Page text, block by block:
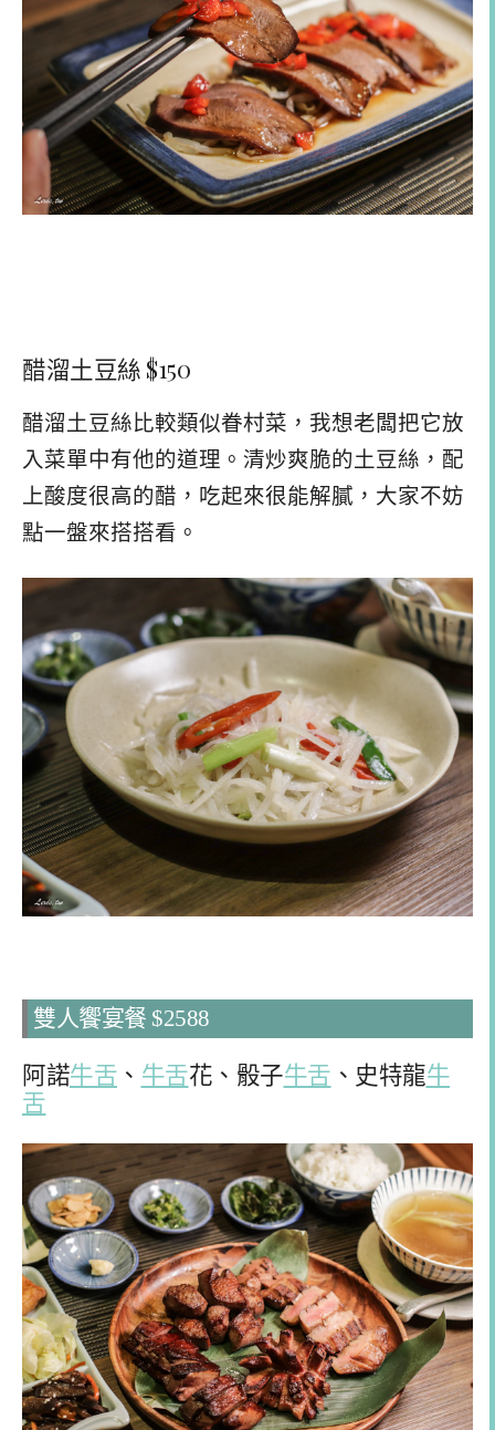
醋溜土豆絲 $150
醋溜土豆絲比較類似眷村菜，我想老闆把它放
入菜單中有他的道理。清炒爽脆的土豆絲，配
上酸度很高的醋，吃起來很能解膩，大家不妨
點一盤來搭搭看。
雙人饗宴餐 $2588
阿諾牛舌 、 牛舌花、骰子牛舌 、史特龍牛
舌